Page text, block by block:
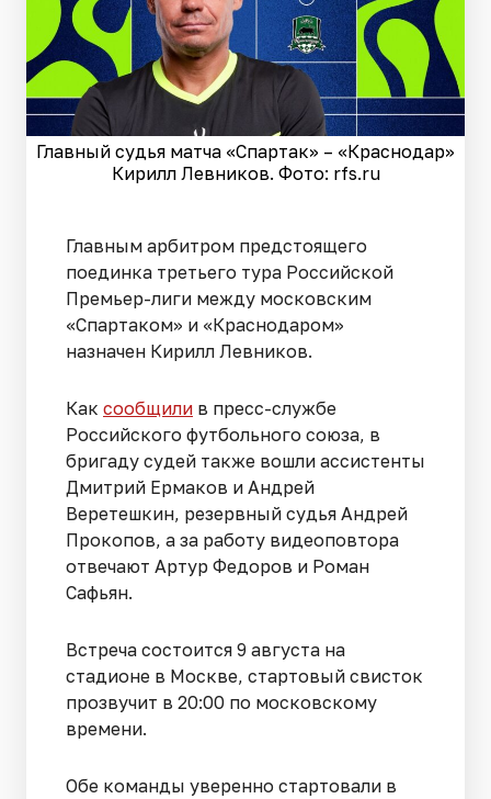
Главный судья матча «Спартак» – «Краснодар»
Кирилл Левников. Фото: rfs.ru
Главным арбитром предстоящего
поединка третьего тура Российской
Премьер-лиги между московским
«Спартаком» и «Краснодаром»
назначен Кирилл Левников.
Как сообщили в пресс-службе
Российского футбольного союза, в
бригаду судей также вошли ассистенты
Дмитрий Ермаков и Андрей
Веретешкин, резервный судья Андрей
Прокопов, а за работу видеоповтора
отвечают Артур Федоров и Роман
Сафьян.
Встреча состоится 9 августа на
стадионе в Москве, стартовый свисток
прозвучит в 20:00 по московскому
времени.
Обе команды уверенно стартовали в